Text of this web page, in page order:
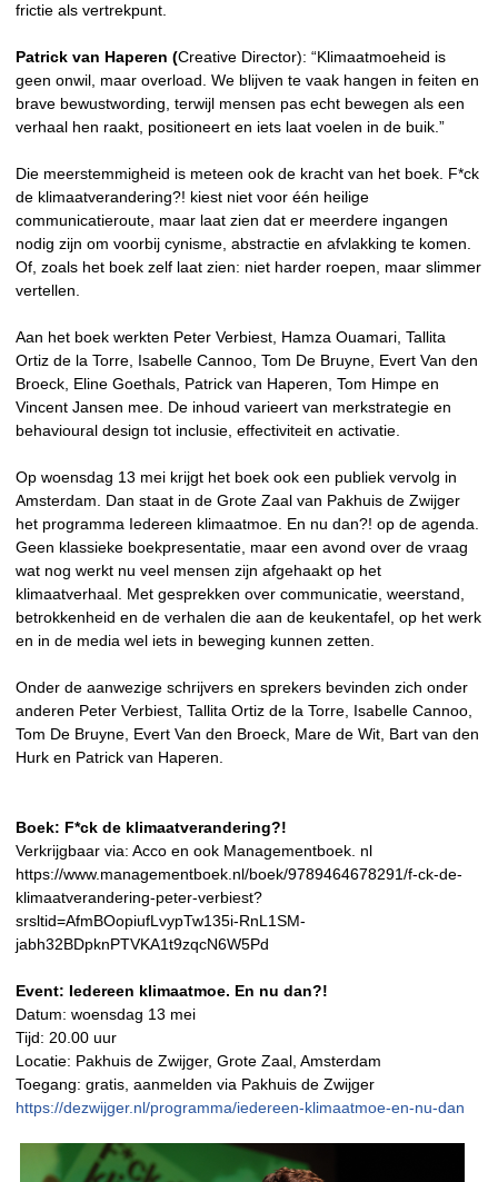
frictie als vertrekpunt.
Patrick van Haperen (Creative Director): “Klimaatmoeheid is
geen onwil, maar overload. We blijven te vaak hangen in feiten en
brave bewustwording, terwijl mensen pas echt bewegen als een
verhaal hen raakt, positioneert en iets laat voelen in de buik.”
Die meerstemmigheid is meteen ook de kracht van het boek. F*ck
de klimaatverandering?! kiest niet voor één heilige
communicatieroute, maar laat zien dat er meerdere ingangen
nodig zijn om voorbij cynisme, abstractie en afvlakking te komen.
Of, zoals het boek zelf laat zien: niet harder roepen, maar slimmer
vertellen.
Aan het boek werkten Peter Verbiest, Hamza Ouamari, Tallita
Ortiz de la Torre, Isabelle Cannoo, Tom De Bruyne, Evert Van den
Broeck, Eline Goethals, Patrick van Haperen, Tom Himpe en
Vincent Jansen mee. De inhoud varieert van merkstrategie en
behavioural design tot inclusie, effectiviteit en activatie.
Op woensdag 13 mei krijgt het boek ook een publiek vervolg in
Amsterdam. Dan staat in de Grote Zaal van Pakhuis de Zwijger
het programma Iedereen klimaatmoe. En nu dan?! op de agenda.
Geen klassieke boekpresentatie, maar een avond over de vraag
wat nog werkt nu veel mensen zijn afgehaakt op het
klimaatverhaal. Met gesprekken over communicatie, weerstand,
betrokkenheid en de verhalen die aan de keukentafel, op het werk
en in de media wel iets in beweging kunnen zetten.
Onder de aanwezige schrijvers en sprekers bevinden zich onder
anderen Peter Verbiest, Tallita Ortiz de la Torre, Isabelle Cannoo,
Tom De Bruyne, Evert Van den Broeck, Mare de Wit, Bart van den
Hurk en Patrick van Haperen.
Boek: F*ck de klimaatverandering?!
Verkrijgbaar via: Acco en ook Managementboek. nl
https://www.managementboek.nl/boek/9789464678291/f-ck-de-
klimaatverandering-peter-verbiest?
srsltid=AfmBOopiufLvypTw135i-RnL1SM-
jabh32BDpknPTVKA1t9zqcN6W5Pd
Event: Iedereen klimaatmoe. En nu dan?!
Datum: woensdag 13 mei
Tijd: 20.00 uur
Locatie: Pakhuis de Zwijger, Grote Zaal, Amsterdam
Toegang: gratis, aanmelden via Pakhuis de Zwijger
https://dezwijger.nl/programma/iedereen-klimaatmoe-en-nu-dan